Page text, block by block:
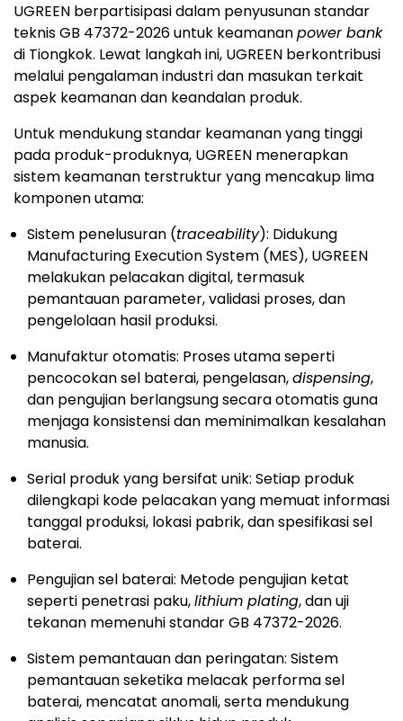
UGREEN berpartisipasi dalam penyusunan standar
teknis GB 47372-2026 untuk keamananpower bank
di Tiongkok. Lewat langkah ini, UGREEN berkontribusi
melalui pengalaman industri dan masukan terkait
aspek keamanan dan keandalan produk.
Untuk mendukung standar keamanan yang tinggi
pada produk-produknya, UGREEN menerapkan
sistem keamanan terstruktur yang mencakup lima
komponen utama:
Sistem penelusuran (traceability): Didukung
Manufacturing Execution System (MES), UGREEN
melakukan pelacakan digital, termasuk
pemantauan parameter, validasi proses, dan
pengelolaan hasil produksi.
Manufaktur otomatis: Proses utama seperti
pencocokan sel baterai, pengelasan,dispensing,
dan pengujian berlangsung secara otomatis guna
menjaga konsistensi dan meminimalkan kesalahan
manusia.
Serial produk yang bersifat unik: Setiap produk
dilengkapi kode pelacakan yang memuat informasi
tanggal produksi, lokasi pabrik, dan spesifikasi sel
baterai.
Pengujian sel baterai: Metode pengujian ketat
seperti penetrasi paku,lithium plating, dan uji
tekanan memenuhi standar GB 47372-2026.
Sistem pemantauan dan peringatan: Sistem
pemantauan seketika melacak performa sel
baterai, mencatat anomali, serta mendukung